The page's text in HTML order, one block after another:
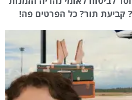
קביעת תור? כל הפרטים פה!